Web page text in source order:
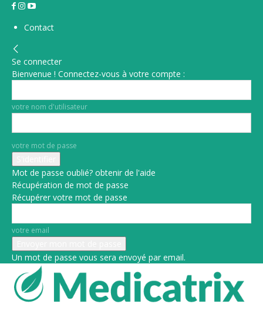
Contact
Se connecter
Bienvenue ! Connectez-vous à votre compte :
votre nom d'utilisateur
votre mot de passe
Mot de passe oublié? obtenir de l'aide
Récupération de mot de passe
Récupérer votre mot de passe
votre email
Un mot de passe vous sera envoyé par email.